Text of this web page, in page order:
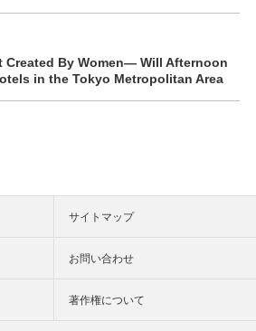
Created By Women― Will Afternoon
in the Tokyo Metropolitan Area
サイトマップ
お問い合わせ
著作権について